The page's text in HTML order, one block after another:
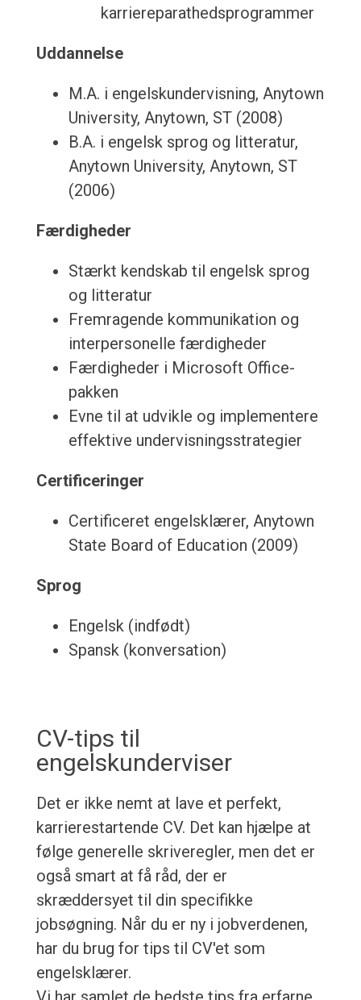
karriereparathedsprogrammer
Uddannelse
M.A. i engelskundervisning, Anytown
University, Anytown, ST (2008)
B.A. i engelsk sprog og litteratur,
Anytown University, Anytown, ST
(2006)
Færdigheder
Stærkt kendskab til engelsk sprog
og litteratur
Fremragende kommunikation og
interpersonelle færdigheder
Færdigheder i Microsoft Office-
pakken
Evne til at udvikle og implementere
effektive undervisningsstrategier
Certificeringer
Certificeret engelsklærer, Anytown
State Board of Education (2009)
Sprog
Engelsk (indfødt)
Spansk (konversation)
CV-tips til
engelskunderviser
Det er ikke nemt at lave et perfekt,
karrierestartende CV. Det kan hjælpe at
følge generelle skriveregler, men det er
også smart at få råd, der er
skræddersyet til din specifikke
jobsøgning. Når du er ny i jobverdenen,
har du brug for tips til CV'et som
engelsklærer.